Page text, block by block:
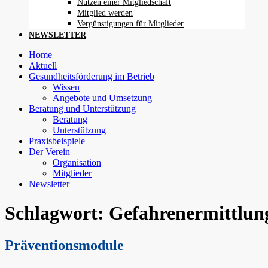
Nutzen einer Mitgliedschaft
Mitglied werden
Vergünstigungen für Mitglieder
NEWSLETTER
Home
Aktuell
Gesundheitsförderung im Betrieb
Wissen
Angebote und Umsetzung
Beratung und Unterstützung
Beratung
Unterstützung
Praxisbeispiele
Der Verein
Organisation
Mitglieder
Newsletter
Schlagwort:
Präventionsmodule